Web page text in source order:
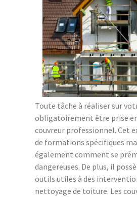
Toute tâche à réaliser sur
obligatoirement être prise
couvreur professionnel. Cet
de formations spécifiques
également comment se
dangereuses. De plus, il
outils utiles à des
nettoyage de toiture. Les